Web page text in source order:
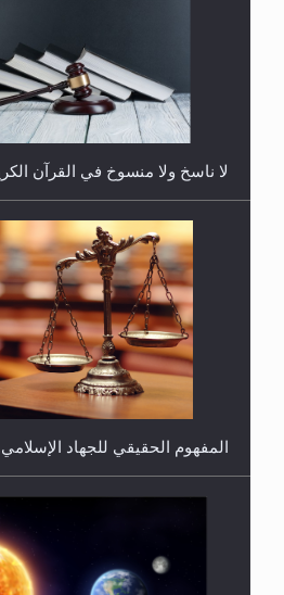
هل يجوز فتح مشروع كوافير
المحجبات؟
المفهوم الحقيقي للجهاد الإسلامي..
سورة التكوير تُنبئ بزمن بعثة